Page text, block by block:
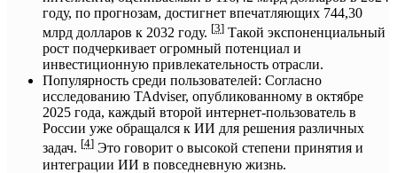
году, по прогнозам, достигнет впечатляющих 744,30
млрд долларов к 2032 году. [3] Такой экспоненциальный
рост подчеркивает огромный потенциал и
инвестиционную привлекательность отрасли.
Популярность среди пользователей: Согласно
исследованию TAdviser, опубликованному в октябре
2025 года, каждый второй интернет-пользователь в
России уже обращался к ИИ для решения различных
задач. [4] Это говорит о высокой степени принятия и
интеграции ИИ в повседневную жизнь.